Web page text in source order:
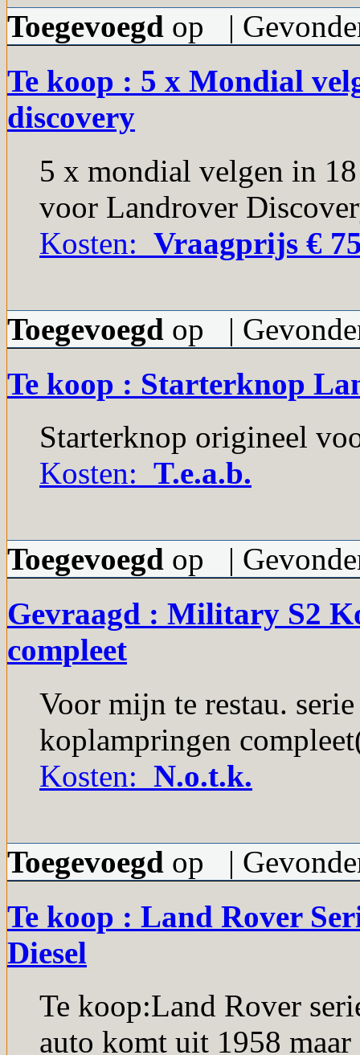
Toegevoegd op |
Te koop : 5 x Mondial
discovery
5 x mondial velgen in
voor Landrover
Kosten: Vraagprijs €
Toegevoegd op |
Te koop : Starterknop
Starterknop origineel
Kosten: T.e.a.b.
Toegevoegd op |
Gevraagd : Military S2
compleet
Voor mijn te restau.
koplampringen
Kosten: N.o.t.k.
Toegevoegd op |
Te koop : Land Rover
Diesel
Te koop:Land Rover
auto komt uit 1958